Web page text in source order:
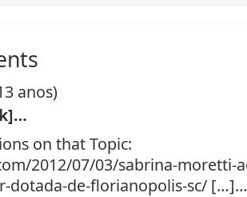
anos)
on that Topic:
2012/07/03/sabrina-moretti-
dotada-de-florianopolis-sc/ […]…